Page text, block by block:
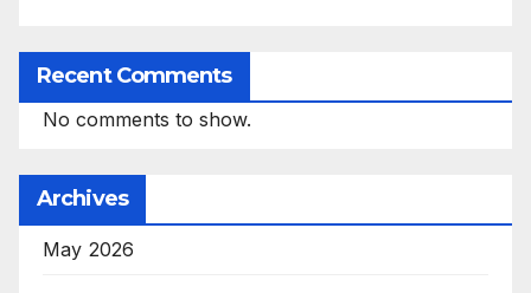
Recent Comments
No comments to show.
Archives
May 2026